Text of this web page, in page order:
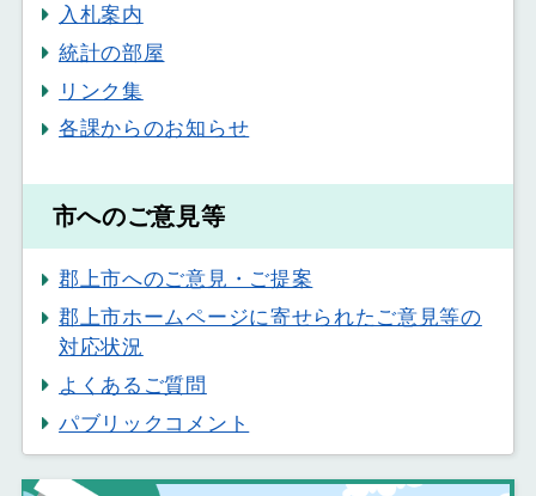
入札案内
統計の部屋
リンク集
各課からのお知らせ
市へのご意見等
郡上市へのご意見・ご提案
郡上市ホームページに寄せられたご意見等の
対応状況
よくあるご質問
パブリックコメント